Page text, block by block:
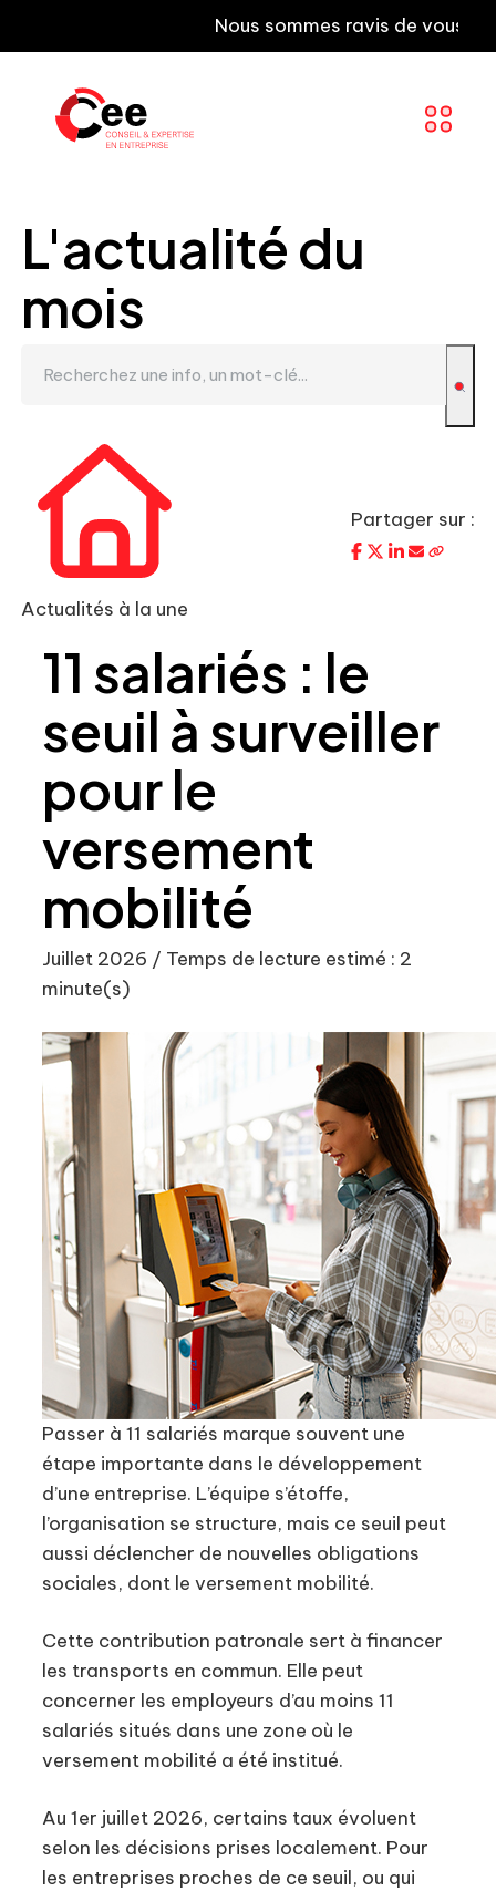
Nous sommes ravis de vous
L'actualité du
mois
Actualités à la une
Partager sur :
11 salariés : le
seuil à surveiller
pour le
versement
mobilité
Juillet 2026 / Temps de lecture estimé : 2
minute(s)
Passer à 11 salariés marque souvent une
étape importante dans le développement
d’une entreprise. L’équipe s’étoffe,
l’organisation se structure, mais ce seuil peut
aussi déclencher de nouvelles obligations
sociales, dont le versement mobilité.
Cette contribution patronale sert à financer
les transports en commun. Elle peut
concerner les employeurs d’au moins 11
salariés situés dans une zone où le
versement mobilité a été institué.
Au 1er juillet 2026, certains taux évoluent
selon les décisions prises localement. Pour
les entreprises proches de ce seuil, ou qui